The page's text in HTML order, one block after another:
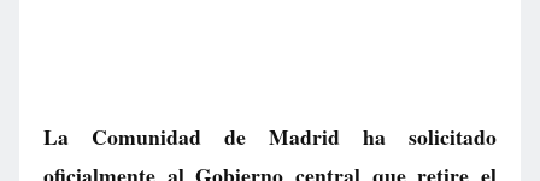
La Comunidad de Madrid ha solicitado